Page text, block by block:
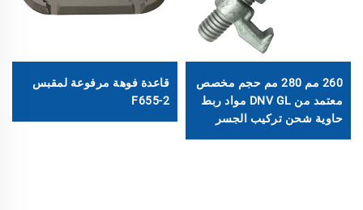
260 مم 280 مم حجم مخصص
معتمد من DNV GL مواد ربط
حاوية شحن تركيب الجسر
قاعدة فوهة مرفوعة لمقبس
F655-2